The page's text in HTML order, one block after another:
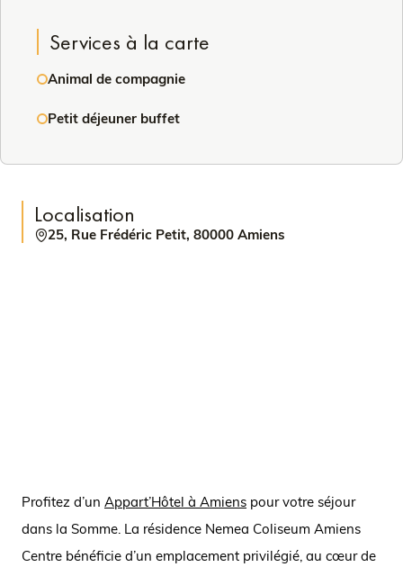
Services à la carte
Animal de compagnie
Petit déjeuner buffet
Localisation
25, Rue Frédéric Petit, 80000 Amiens
Profitez d’un Appart’Hôtel à Amiens pour votre séjour
dans la Somme. La résidence Nemea Coliseum Amiens
Centre bénéficie d’un emplacement privilégié, au cœur de